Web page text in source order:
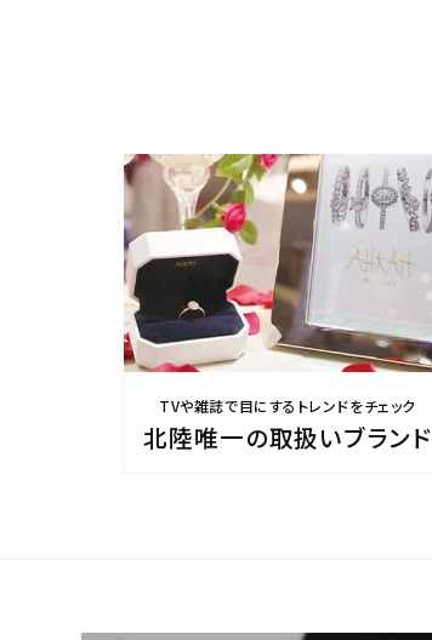
TVや雑誌で目にするトレンドをチェック
北陸唯一の取扱いブランド